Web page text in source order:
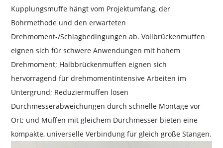
Kupplungsmuffe hängt vom Projektumfang, der
Bohrmethode und den erwarteten
Drehmoment-/Schlagbedingungen ab. Vollbrückenmuffen
eignen sich für schwere Anwendungen mit hohem
Drehmoment; Halbbrückenmuffen eignen sich
hervorragend für drehmomentintensive Arbeiten im
Untergrund; Reduziermuffen lösen
Durchmesserabweichungen durch schnelle Montage vor
Ort; und Muffen mit gleichem Durchmesser bieten eine
kompakte, universelle Verbindung für gleich große Stangen.